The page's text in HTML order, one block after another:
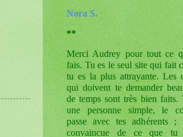
Nora S.
**
Merci Audrey pour tout ce
fais. Tu es le seul site qui fait
tu es la plus attrayante. Les
qui doivent te demander
de temps sont très bien faits.
une personne simple, le
passe avec tes adhérents ;
convaincue de ce que tu